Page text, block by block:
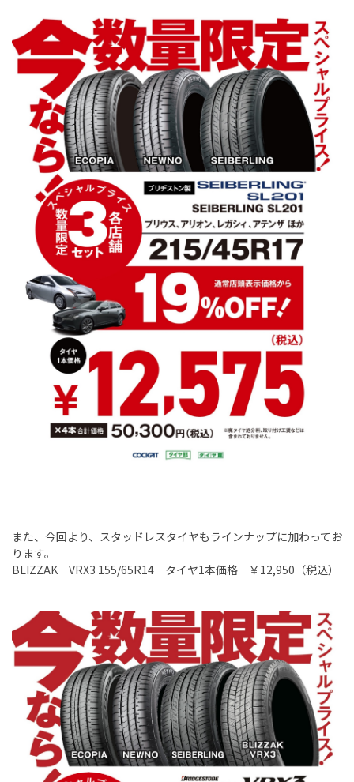
また、今回より、スタッドレスタイヤもラインナップに加わってお
ります。
BLIZZAK VRX3 155/65R14 タイヤ1本価格 ￥12,950（税込）